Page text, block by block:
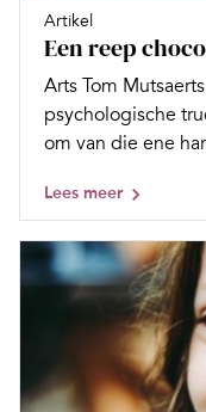
Artikel
Een reep
Arts Tom
psychologische
om van die ene
Lees meer